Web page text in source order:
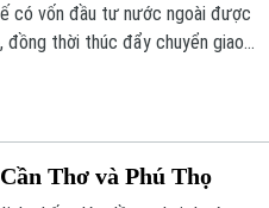
có vốn đầu tư nước ngoài được
thời thúc đẩy chuyển giao
Thơ và Phú Thọ